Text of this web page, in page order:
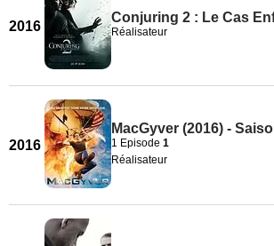
2016
Conjuring 2 : Le Cas
Réalisateur
2016
MacGyver (2016) -
1 Episode 1
Réalisateur